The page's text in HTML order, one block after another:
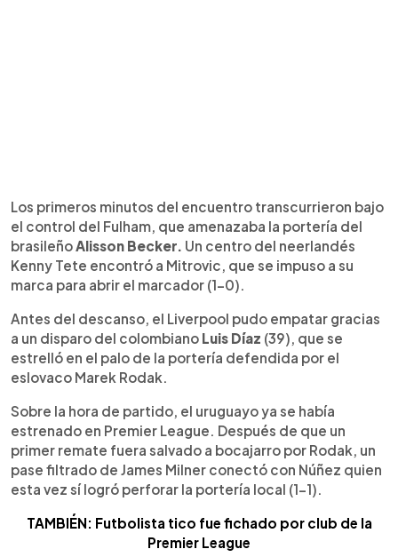
Los primeros minutos del encuentro transcurrieron bajo
el control del Fulham, que amenazaba la portería del
brasileñoAlisson Becker. Un centro del neerlandés
Kenny Tete encontró a Mitrovic, que se impuso a su
marca para abrir el marcador (1-0).
Antes del descanso, el Liverpool pudo empatar gracias
a un disparo del colombiano Luis Díaz (39), que se
estrelló en el palo de la portería defendida por el
eslovaco Marek Rodak.
Sobre la hora de partido, el uruguayo ya se había
estrenado en Premier League. Después de que un
primer remate fuera salvado a bocajarro por Rodak, un
pase filtrado de James Milner conectó con Núñez quien
esta vez sí logró perforar la portería local (1-1).
TAMBIÉN: Futbolista tico fue fichado por club de la
Premier League